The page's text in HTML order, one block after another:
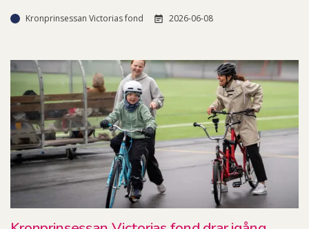
Kronprinsessan Victorias fond 2026-06-08